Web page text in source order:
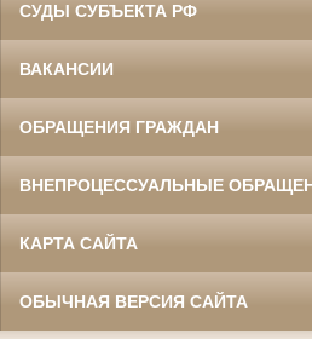
СУДЫ СУБЪЕКТА РФ
ВАКАНСИИ
ОБРАЩЕНИЯ ГРАЖДАН
ВНЕПРОЦЕССУАЛЬНЫЕ
КАРТА САЙТА
ОБЫЧНАЯ ВЕРСИЯ САЙТА